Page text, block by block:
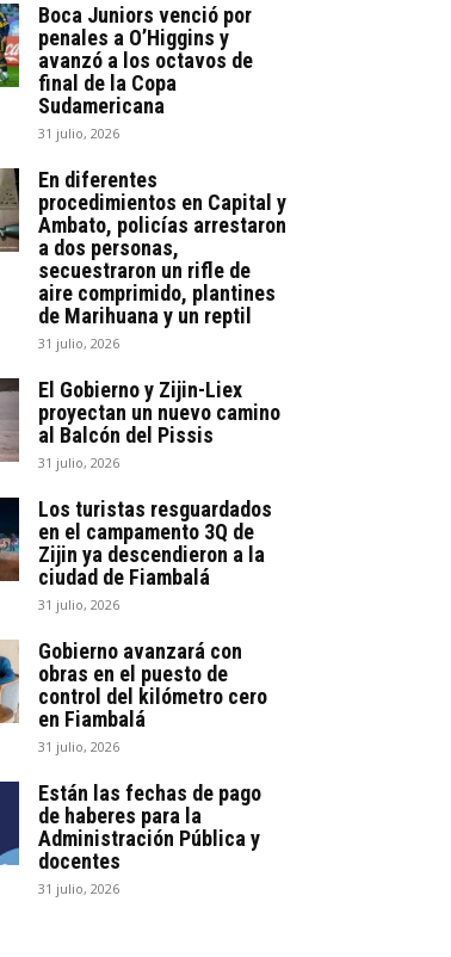
Boca Juniors venció por
penales a O’Higgins y
avanzó a los octavos de
final de la Copa
Sudamericana
31 julio, 2026
En diferentes
procedimientos en Capital y
Ambato, policías arrestaron
a dos personas,
secuestraron un rifle de
aire comprimido, plantines
de Marihuana y un reptil
31 julio, 2026
El Gobierno y Zijin-Liex
proyectan un nuevo camino
al Balcón del Pissis
31 julio, 2026
Los turistas resguardados
en el campamento 3Q de
Zijin ya descendieron a la
ciudad de Fiambalá
31 julio, 2026
Gobierno avanzará con
obras en el puesto de
control del kilómetro cero
en Fiambalá
31 julio, 2026
Están las fechas de pago
de haberes para la
Administración Pública y
docentes
31 julio, 2026